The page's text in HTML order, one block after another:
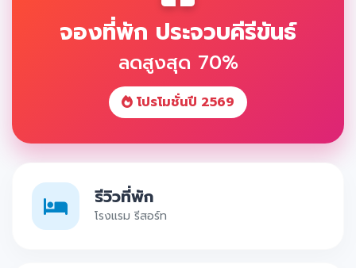
จองที่พัก ประจวบคีรีขันธ์
ลดสูงสุด 70%
โปรโมชั่นปี 2569
รีวิวที่พัก
โรงแรม รีสอร์ท